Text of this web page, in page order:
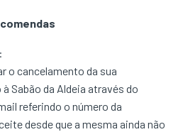
o cancelamento da sua
Sabão da Aldeia através do
referindo o número da
desde que a mesma ainda não